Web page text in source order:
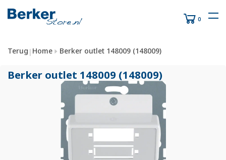
0
Terug | Home Berker outlet 148009 (148009)
Berker outlet 148009 (148009)